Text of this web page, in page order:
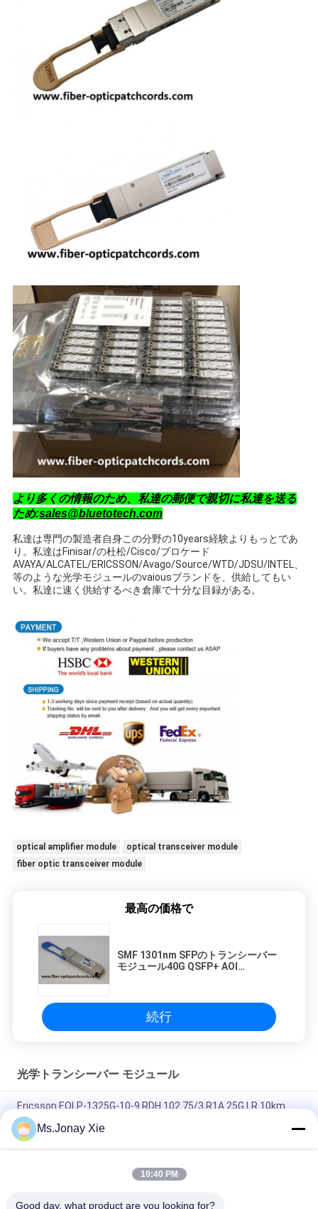
より多くの情報のため、私達の郵便で親切に私達を送る
ため:sales@bluetotech.com
私達は専門の製造者自身この分野の10years経験よりもっとであ
り。私達はFinisar/の杜松/Cisco/ブロケード
AVAYA/ALCATEL/ERICSSON/Avago/Source/WTD/JDSU/INTEL、
等のような光学モジュールのvaiousブランドを、供給してもい
い。私達に速く供給するべき倉庫で十分な目録がある。
optical amplifier module
optical transceiver module
fiber optic transceiver module
最高の価格で
SMF 1301nm SFPのトランシーバー
モジュール40G QSFP+ AOI
続行
光学トランシーバー モジュール
Ericsson EOLP-1325G-10-9 RDH 102 75/3 R1A 25G LR 10km
SFP28 SMF 1310nm LC トランシーバー
FTLF8546P5BCV 850NM オキシド VCSEL, 16X FC, 10GE
FINISAR FTLX1471D3BCL SFP+ 10Gb/s 1310nm 10km オプティ
Ms.Jonay Xie
10:40 PM
Good day, what product are you looking for?